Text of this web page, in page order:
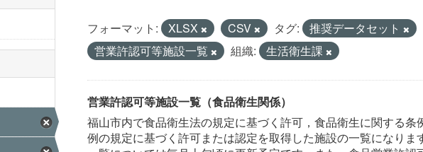
フォーマット: XLSX CSV タグ:
推奨データセット
営業許認可等施設一覧
組織: 生活衛生課
営業許認可等施設一覧（食品衛生関係）
福山市内で食品衛生法の規定に基づく許可，食品衛生に関する
例の規定に基づく許可または認定を取得した施設の一覧になり